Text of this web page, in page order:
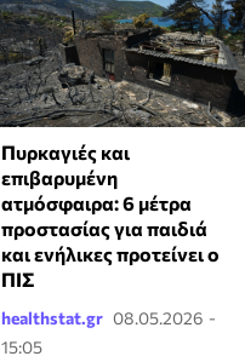
Πυρκαγιές και
επιβαρυμένη
ατμόσφαιρα: 6 μέτρα
προστασίας για παιδιά
και ενήλικες προτείνει ο
ΠΙΣ
healthstat.gr 08.05.2026 -
15:05